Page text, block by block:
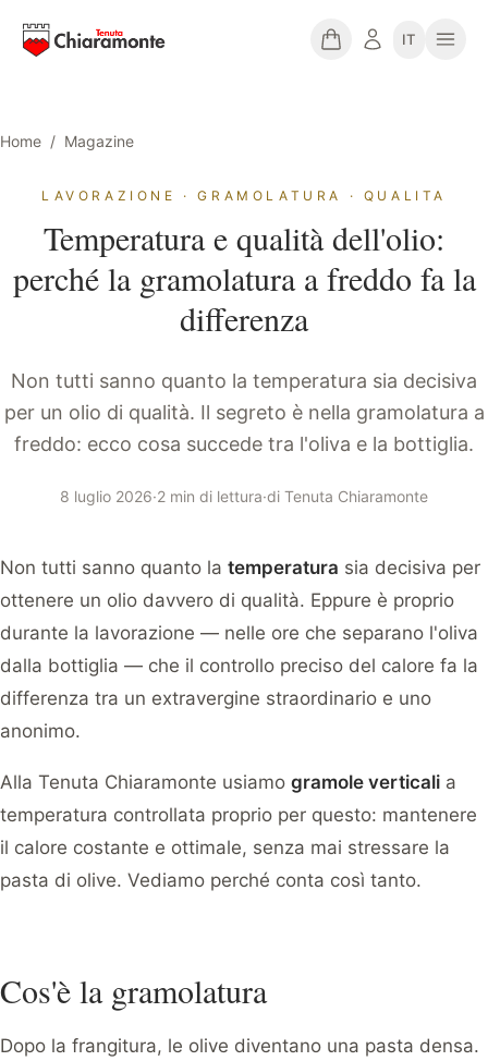
IT
Home / Magazine
LAVORAZIONE · GRAMOLATURA · QUALITA
Temperatura e qualità dell'olio:
perché la gramolatura a freddo fa la
differenza
Non tutti sanno quanto la temperatura sia decisiva
per un olio di qualità. Il segreto è nella gramolatura a
freddo: ecco cosa succede tra l'oliva e la bottiglia.
8 luglio 2026·2 min di lettura·di Tenuta Chiaramonte
Non tutti sanno quanto la temperatura sia decisiva per
ottenere un olio davvero di qualità. Eppure è proprio
durante la lavorazione — nelle ore che separano l'oliva
dalla bottiglia — che il controllo preciso del calore fa la
differenza tra un extravergine straordinario e uno
anonimo.
Alla Tenuta Chiaramonte usiamo gramole verticali a
temperatura controllata proprio per questo: mantenere
il calore costante e ottimale, senza mai stressare la
pasta di olive. Vediamo perché conta così tanto.
Cos'è la gramolatura
Dopo la frangitura, le olive diventano una pasta densa.